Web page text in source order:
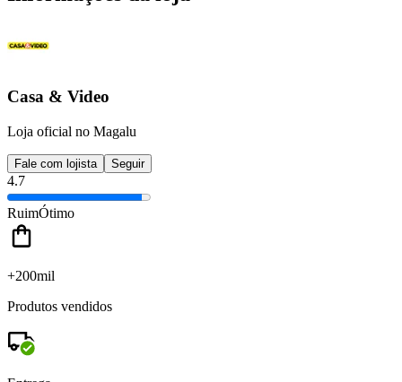
Casa & Video
Loja oficial no Magalu
Fale com lojista Seguir
4.7
RuimÓtimo
+200mil
Produtos vendidos